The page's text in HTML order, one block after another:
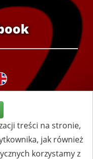
treści na stronie,
jak również
korzystamy z